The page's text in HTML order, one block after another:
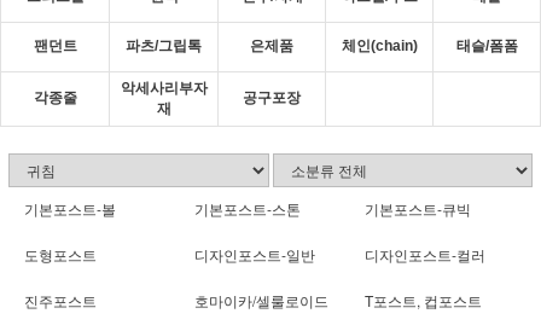
팬던트 파츠/그립톡 은제품 체인(chain) 태슬/폼폼
각종줄
악세사리부자
재
공구포장
기본포스트-볼 기본포스트-스톤 기본포스트-큐빅
도형포스트 디자인포스트-일반 디자인포스트-컬러
진주포스트 호마이카/셀룰로이드 T포스트, 컵포스트